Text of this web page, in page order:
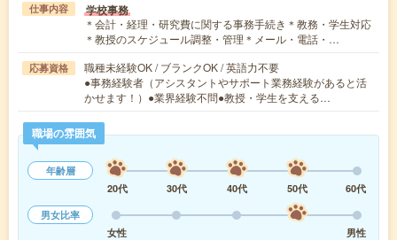
仕事内容 学校事務
＊会計・経理・研究費に関する事務手続き＊教務・学生対応
＊教授のスケジュール調整・管理＊メール・電話・…
応募資格
職種未経験OK / ブランクOK / 英語力不要
●事務経験者（アシスタントやサポート業務経験があると活
かせます！）●業界経験不問●教授・学生を支える…
職場の雰囲気
年齢層
20代
30代 40代 50代
60代
男女比率
女性
男性